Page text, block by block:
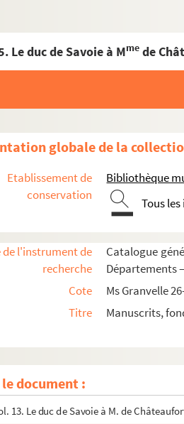
Le duc de Savoie à Mme de
globale de la
Etablissement de
conservation
Bibliothèque
Tous
l'instrument de
recherche
Catalogue
Départements
Cote
Ms Granvelle
Titre
Manuscrits,
le document :
Granvelle 27. « Mémoires de ce qui
Granvelle 28. « Mémoires de ce qui
Granvelle 29. « Mémoires de ce qui s'est
Granvelle 30. « Mémoires de ce qui s'est
31. « Mémoires de ce qui s'est
Fol. 5. Loys de Berlaymont, archevêque
7. Le conseiller 'Assonleville au
9. Le duc Philibert de Savoie à M. de
11. Le roi Philippe II au cardinal.
13. Le duc de Savoie à M. de